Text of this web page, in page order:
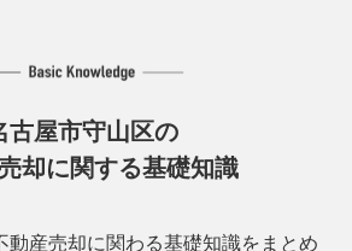
古屋市守山区の
却に関する基礎知識
動産売却に関わる基礎知識をまとめ